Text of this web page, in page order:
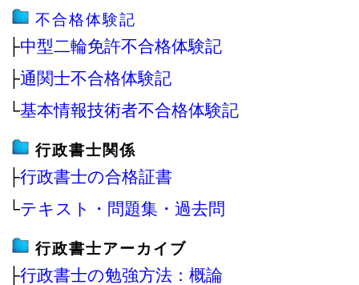
不合格体験記
├中型二輪免許不合格体験記
├通関士不合格体験記
└基本情報技術者不合格体験記
行政書士関係
├行政書士の合格証書
└テキスト・問題集・過去問
行政書士アーカイブ
├行政書士の勉強方法：概論